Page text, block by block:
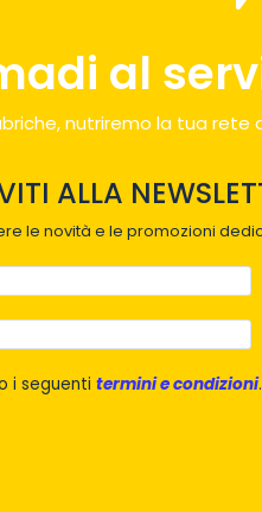
al
nutriremo la tua
ALLA
le novità e le promozioni
i seguenti termini e condizioni.